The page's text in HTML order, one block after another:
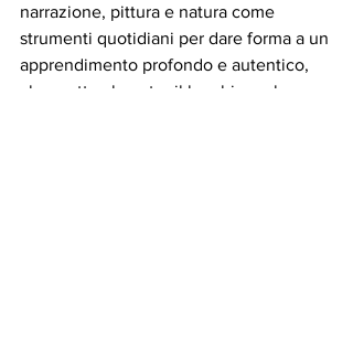
narrazione, pittura e natura come
strumenti quotidiani per dare forma a un
apprendimento profondo e autentico,
che mette al centro il bambino e la sua